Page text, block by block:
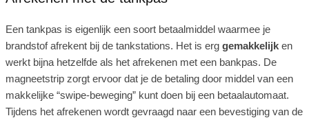
Een tankpas is eigenlijk een soort betaalmiddel waarmee je
brandstof afrekent bij de tankstations. Het is erg gemakkelijk en
werkt bijna hetzelfde als het afrekenen met een bankpas. De
magneetstrip zorgt ervoor dat je de betaling door middel van een
makkelijke “swipe-beweging” kunt doen bij een betaalautomaat.
Tijdens het afrekenen wordt gevraagd naar een bevestiging van de